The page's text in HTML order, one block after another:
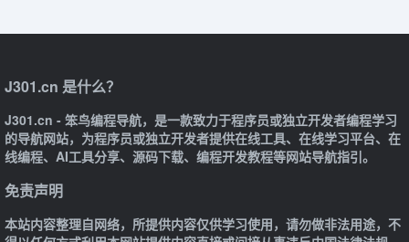
J301.cn 是什么？
J301.cn - 笨鸟编程导航，是一款致力于程序员或独立开发者编程学习
的导航网站，为程序员或独立开发者提供在线工具、在线学习平台、在
线编程、AI工具分享、源码下载、编程开发教程等网站导航指引。
免责声明
本站内容整理自网络，所提供内容仅供学习使用，请勿做非法用途，不